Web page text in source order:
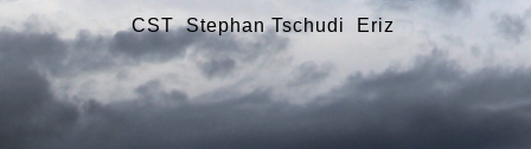
CST Stephan Tschudi Eriz